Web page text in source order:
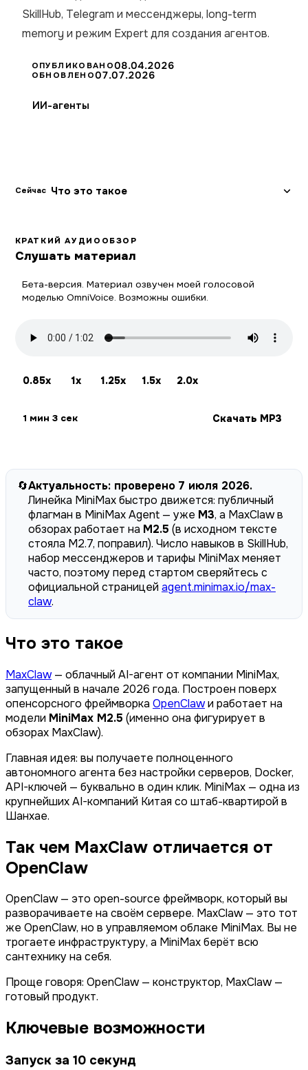
SkillHub, Telegram и мессенджеры, long-term
memory и режим Expert для создания агентов.
ОПУБЛИКОВАНО08.04.2026
ОБНОВЛЕНО07.07.2026
ИИ-агенты
Сейчас Что это такое
КРАТКИЙ АУДИООБЗОР
Слушать материал
Бета-версия. Материал озвучен моей голосовой
моделью OmniVoice. Возможны ошибки.
0.85x 1x 1.25x 1.5x 2.0x
1 мин 3 сек Скачать MP3
🔄Актуальность: проверено 7 июля 2026.
Линейка MiniMax быстро движется: публичный
флагман в MiniMax Agent — уже M3, а MaxClaw в
обзорах работает на M2.5 (в исходном тексте
стояла M2.7, поправил). Число навыков в SkillHub,
набор мессенджеров и тарифы MiniMax меняет
часто, поэтому перед стартом сверяйтесь с
официальной страницей agent.minimax.io/max-
claw.
Что это такое
MaxClaw— облачный AI-агент от компании MiniMax,
запущенный в начале 2026 года. Построен поверх
опенсорсного фреймворка OpenClawи работает на
модели MiniMax M2.5 (именно она фигурирует в
обзорах MaxClaw).
Главная идея: вы получаете полноценного
автономного агента без настройки серверов, Docker,
API-ключей — буквально в один клик. MiniMax — одна из
крупнейших AI-компаний Китая со штаб-квартирой в
Шанхае.
Так чем MaxClaw отличается от
OpenClaw
OpenClaw — это open-source фреймворк, который вы
разворачиваете на своём сервере. MaxClaw — это тот
же OpenClaw, но в управляемом облаке MiniMax. Вы не
трогаете инфраструктуру, а MiniMax берёт всю
сантехнику на себя.
Проще говоря: OpenClaw — конструктор, MaxClaw —
готовый продукт.
Ключевые возможности
Запуск за 10 секунд